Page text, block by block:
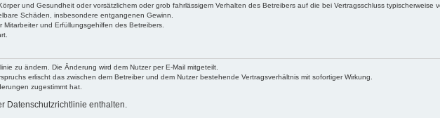
und Gesundheit oder vorsätzlichem oder grob fahrlässigem Verhalten des Betreibers auf die bei Vertragsschluss typischerweise
Schäden, insbesondere entgangenen Gewinn.
und Erfüllungsgehilfen des Betreibers.
zu ändern. Die Änderung wird dem Nutzer per E-Mail mitgeteilt.
erlischt das zwischen dem Betreiber und dem Nutzer bestehende Vertragsverhältnis mit sofortiger Wirkung.
zugestimmt hat.
Datenschutzrichtlinie enthalten.